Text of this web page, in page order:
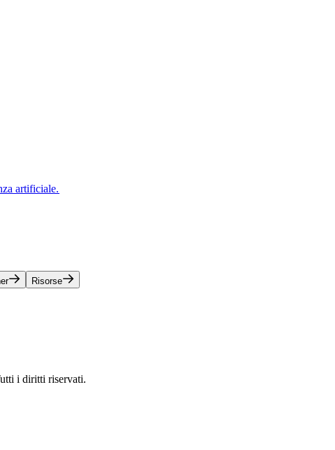
artificiale.​​
Risorse​​
i diritti riservati.​​